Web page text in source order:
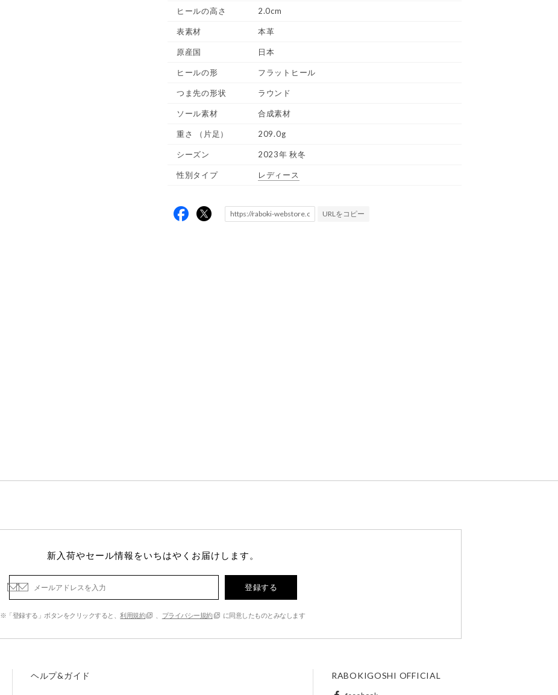
ヒールの高さ 2.0cm
表素材 本革
原産国 日本
ヒールの形 フラットヒール
つま先の形状 ラウンド
ソール素材 合成素材
重さ （片足） 209.0g
シーズン 2023年 秋冬
性別タイプ レディース
URLをコピー
新入荷やセール情報をいちはやくお届けします。
登録する
※「登録する」ボタンをクリックすると、利用規約 プライバシー規約 に同意したものとみなします
ヘルプ&ガイド RABOKIGOSHI OFFICIAL